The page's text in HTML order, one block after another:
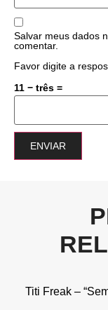
Salvar meus dados
comentar.
Favor digite a
11 − três =
Titi Freak –